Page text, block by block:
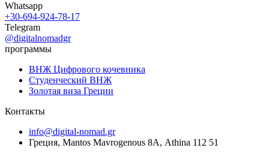
Whatsapp
+30-694-924-78-17
Telegram
@digitalnomadgr
программы
ВНЖ Цифрового кочевника
Студенческий ВНЖ
Золотая виза Греции
Контакты
info@digital-nomad.gr
Греция, Mantos Mavrogenous 8Α, Athina 112 51